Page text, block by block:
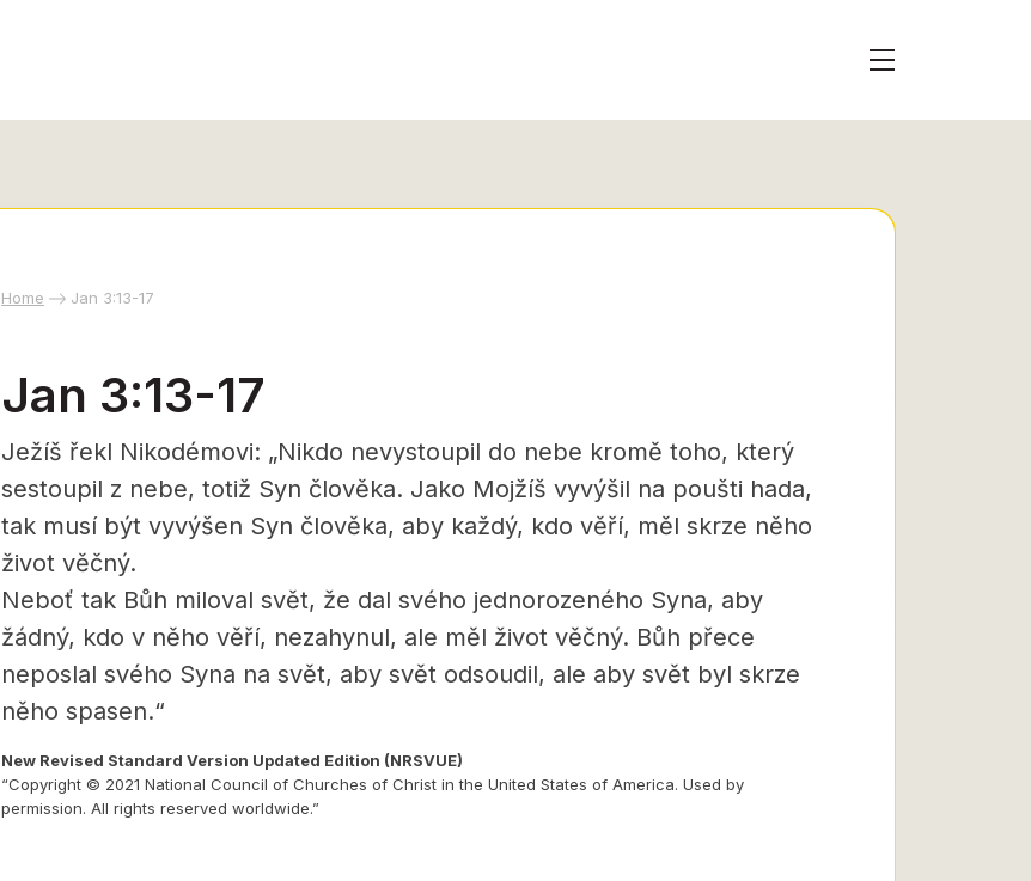
Home Jan 3:13-17
Jan 3:13-17
Ježíš řekl Nikodémovi: „Nikdo nevystoupil do nebe kromě toho, který
sestoupil z nebe, totiž Syn člověka. Jako Mojžíš vyvýšil na poušti hada,
tak musí být vyvýšen Syn člověka, aby každý, kdo věří, měl skrze něho
život věčný.
Neboť tak Bůh miloval svět, že dal svého jednorozeného Syna, aby
žádný, kdo v něho věří, nezahynul, ale měl život věčný. Bůh přece
neposlal svého Syna na svět, aby svět odsoudil, ale aby svět byl skrze
něho spasen.“
New Revised Standard Version Updated Edition (NRSVUE)
“Copyright © 2021 National Council of Churches of Christ in the United States of America. Used by
permission. All rights reserved worldwide.”